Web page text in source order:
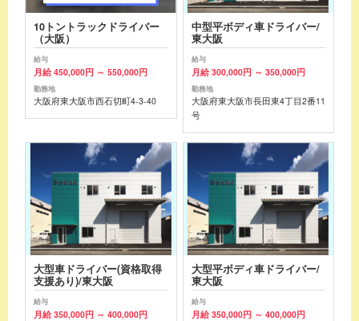
10トントラックドライバー
（大阪）
給与
月給 450,000円 ～ 550,000円
勤務地
大阪府東大阪市西石切町4-3-40
中型平ボディ車ドライバー/
東大阪
給与
月給 300,000円 ～ 350,000円
勤務地
大阪府東大阪市長田東4丁目2番11
号
大型車ドライバー(資格取得
支援あり)/東大阪
給与
月給 350,000円 ～ 400,000円
大型平ボディ車ドライバー/
東大阪
給与
月給 350,000円 ～ 400,000円